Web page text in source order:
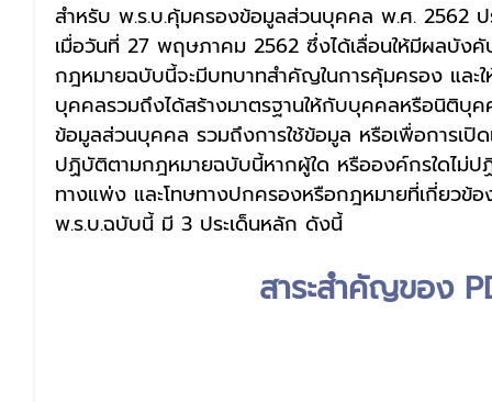
สำหรับ พ.ร.บ.คุ้มครองข้อมูลส่วนบุคคล พ.ศ. 2562 ปร
เมื่อวันที่ 27 พฤษภาคม 2562 ซึ่งได้เลื่อนให้มีผลบัง
กฎหมายฉบับนี้จะมีบทบาทสำคัญในการคุ้มครอง และ
บุคคลรวมถึงได้สร้างมาตรฐานให้กับบุคคลหรือนิติบุค
ข้อมูลส่วนบุคคล รวมถึงการใช้ข้อมูล หรือเพื่อการเ
ปฏิบัติตามกฎหมายฉบับนี้หากผู้ใด หรือองค์กรใดไม่
ทางแพ่ง และโทษทางปกครองหรือกฎหมายที่เกี่ยวข้
พ.ร.บ.ฉบับนี้ มี 3 ประเด็นหลัก ดังนี้
สาระสำคัญของ